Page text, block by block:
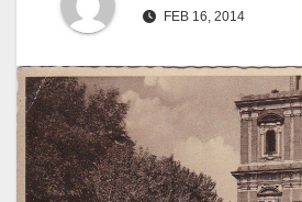
FEB 16, 2014